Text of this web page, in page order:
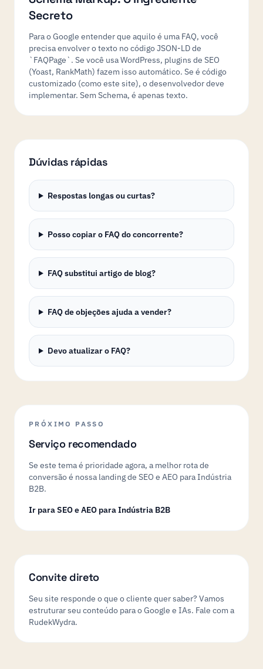
Secreto
Para o Google entender que aquilo é uma FAQ, você
precisa envolver o texto no código JSON-LD de
`FAQPage`. Se você usa WordPress, plugins de SEO
(Yoast, RankMath) fazem isso automático. Se é código
customizado (como este site), o desenvolvedor deve
implementar. Sem Schema, é apenas texto.
Dúvidas rápidas
Respostas longas ou curtas?
Posso copiar o FAQ do concorrente?
FAQ substitui artigo de blog?
FAQ de objeções ajuda a vender?
Devo atualizar o FAQ?
PRÓXIMO PASSO
Serviço recomendado
Se este tema é prioridade agora, a melhor rota de
conversão é nossa landing de SEO e AEO para Indústria
B2B.
Ir para SEO e AEO para Indústria B2B
Convite direto
Seu site responde o que o cliente quer saber? Vamos
estruturar seu conteúdo para o Google e IAs. Fale com a
RudekWydra.